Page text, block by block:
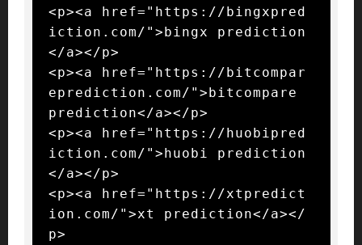
<p><a href="https://bingxpred
iction.com/">bingx prediction
</a></p>
<p><a href="https://bitcompar
eprediction.com/">bitcompare
prediction</a></p>
<p><a href="https://huobipred
iction.com/">huobi prediction
</a></p>
<p><a href="https://xtpredict
ion.com/">xt prediction</a></
p>